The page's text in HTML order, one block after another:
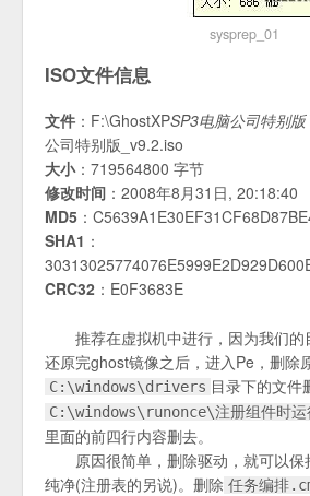
sysprep_01
ISO文件信息
文件 ：F:\GhostXPSP3电脑公司特别版
公司特别版_v9.2.iso
大小：719564800 字节
修改时间 ：2008年8月31日, 20:18:40
MD5 ：
SHA1 ：
CRC32 ：E0F3683E
推荐在虚拟机中进行，因为我们的
还原完ghost镜像之后，进入Pe，删除
C:\windows\drivers 目录下的文件
C:\windows\runonce\注册组件时运
里面的前四行内容删去。
原因很简单，删除驱动，就可以保
纯净(注册表的另说)。删除 任务编排